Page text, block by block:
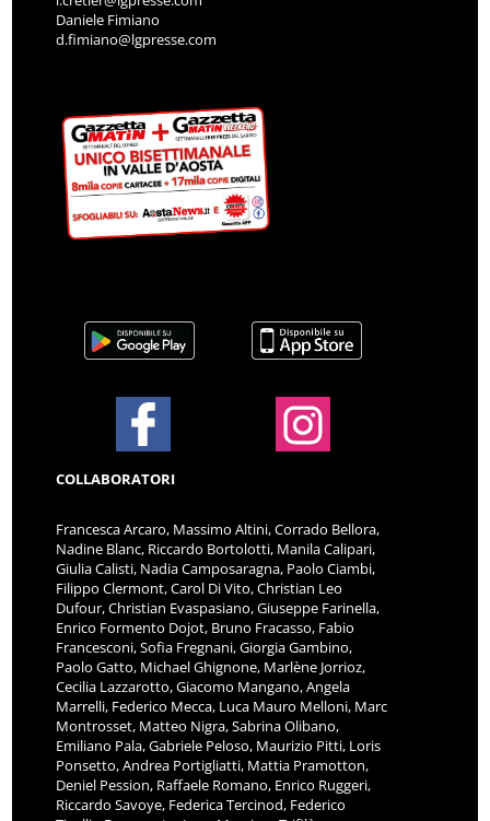
Daniele Fimiano
d.fimiano@lgpresse.com
COLLABORATORI
Francesca Arcaro, Massimo Altini, Corrado Bellora,
Nadine Blanc, Riccardo Bortolotti, Manila Calipari,
Giulia Calisti, Nadia Camposaragna, Paolo Ciambi,
Filippo Clermont, Carol Di Vito, Christian Leo
Dufour, Christian Evaspasiano, Giuseppe Farinella,
Enrico Formento Dojot, Bruno Fracasso, Fabio
Francesconi, Sofia Fregnani, Giorgia Gambino,
Paolo Gatto, Michael Ghignone, Marlène Jorrioz,
Cecilia Lazzarotto, Giacomo Mangano, Angela
Marrelli, Federico Mecca, Luca Mauro Melloni, Marc
Montrosset, Matteo Nigra, Sabrina Olibano,
Emiliano Pala, Gabriele Peloso, Maurizio Pitti, Loris
Ponsetto, Andrea Portigliatti, Mattia Pramotton,
Deniel Pession, Raffaele Romano, Enrico Ruggeri,
Riccardo Savoye, Federica Tercinod, Federico